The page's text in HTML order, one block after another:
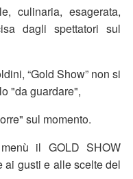
culinaria, esagerata,
dagli spettatori sul
“Gold Show” non si
"da guardare",
sul momento.
il GOLD SHOW
ai gusti e alle scelte del